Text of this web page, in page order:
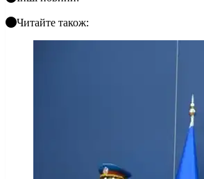
Читайте також: